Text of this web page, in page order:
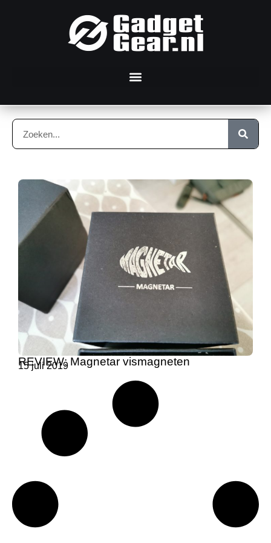
REVIEW: Magnetar vismagneten
15 juli 2019